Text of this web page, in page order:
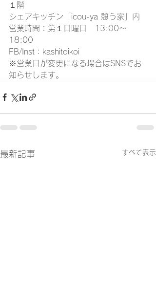
１階
シェアキッチン「icou-ya 憩う家」内
営業時間：第１日曜日　13:00〜
18:00
FB/Inst：kashitoikoi
※営業日が変更になる場合はSNSでお
知らせします。
最新記事 すべて表示